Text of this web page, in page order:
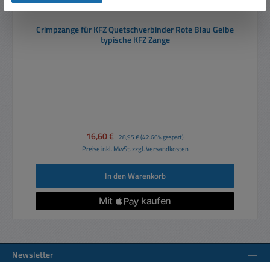
Crimpzange für KFZ Quetschverbinder Rote Blau Gelbe
typische KFZ Zange
Verkaufspreis:
16,60 € Regulärer Preis:
28,95 € (42.66% gespart)
Preise inkl. MwSt. zzgl. Versandkosten
In den Warenkorb
Newsletter